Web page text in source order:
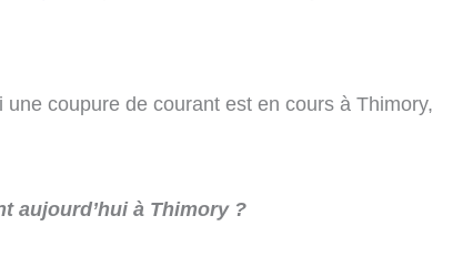
coupure de courant est en cours à Thimory,
aujourd’hui à Thimory ?